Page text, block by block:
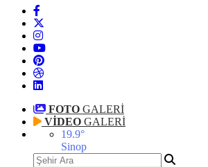
FOTO GALERİ
VİDEO GALERİ
19.9°
Sinop